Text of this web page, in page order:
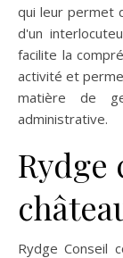
qui leur permet
d'un
facilite la
activité et
matière de
administrative.
Rydge
Rydge Conseil